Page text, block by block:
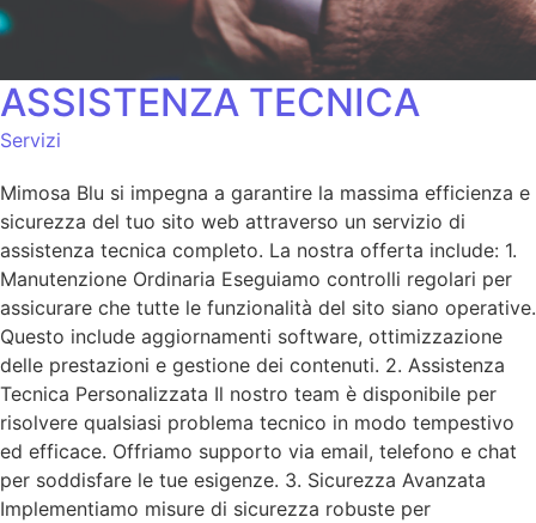
ASSISTENZA TECNICA
Servizi
Mimosa Blu si impegna a garantire la massima efficienza e
sicurezza del tuo sito web attraverso un servizio di
assistenza tecnica completo. La nostra offerta include: 1.
Manutenzione Ordinaria Eseguiamo controlli regolari per
assicurare che tutte le funzionalità del sito siano operative.
Questo include aggiornamenti software, ottimizzazione
delle prestazioni e gestione dei contenuti. 2. Assistenza
Tecnica Personalizzata Il nostro team è disponibile per
risolvere qualsiasi problema tecnico in modo tempestivo
ed efficace. Offriamo supporto via email, telefono e chat
per soddisfare le tue esigenze. 3. Sicurezza Avanzata
Implementiamo misure di sicurezza robuste per